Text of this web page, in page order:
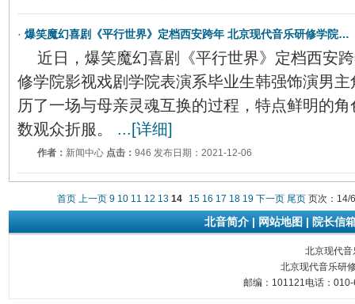
· 爆笑魔幻喜剧《平行世界》定档西安跨年 北京现代音乐研修学院…
近日，爆笑魔幻喜剧《平行世界》定档西安
修学院影视戏剧学院表演系毕业生韩强饰演男
历了一场与母亲灵魂互换的过程，特点鲜明的
数观众折服。
...[详细]
作者： 新闻中心 点击： 946 发布日期：2021-12-06
首页 上一页 9 10 11 12 13 14 15 16 17 18 19 下一页 尾页 页次：14/
北音简介 | 网站地图 | 院长信
北京现代
北京现代音乐研
邮编：101121电话：